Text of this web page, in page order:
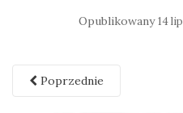
Opublikowany14
Poprzednie